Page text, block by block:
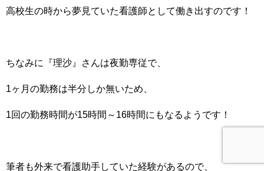
高校生の時から夢見ていた看護師として働き出すのです！
ちなみに『理沙』さんは夜勤専従で、
1ヶ月の勤務は半分しか無いため、
1回の勤務時間が15時間～16時間にもなるようです！
筆者も外来で看護助手していた経験があるので、